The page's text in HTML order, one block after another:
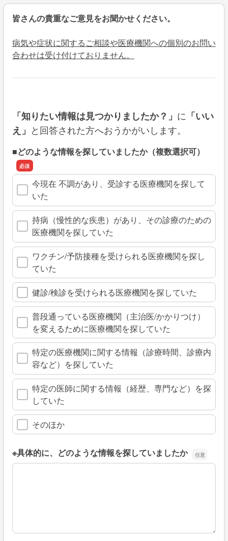
皆さんの貴重なご意見をお聞かせください。
病気や症状に関するご相談や医療機関への個別のお問い
合わせは受け付けておりません。
「知りたい情報は見つかりましたか？」 に 「いい
え」 と回答された方へおうかがいします。
■どのような情報を探していましたか（複数選択可）
今現在 不調があり、受診する医療機関を探して
いた
持病（慢性的な疾患）があり、その診療のための
医療機関を探していた
ワクチン/予防接種を受けられる医療機関を探し
ていた
健診/検診を受けられる医療機関を探していた
普段通っている医療機関（主治医/かかりつけ）
を変えるために医療機関を探していた
特定の医療機関に関する情報（診療時間、診療内
容など）を探していた
特定の医師に関する情報（経歴、専門など）を探
していた
そのほか
※具体的に、どのような情報を探していましたか
※具体的に、どのような情報を探していましたか